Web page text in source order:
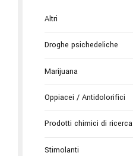
Altri
Droghe psichedeliche
Marijuana
Oppiacei / Antidolorifici
Prodotti chimici di ricerca
Stimolanti